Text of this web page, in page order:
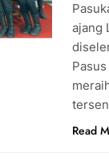
ajang
Read